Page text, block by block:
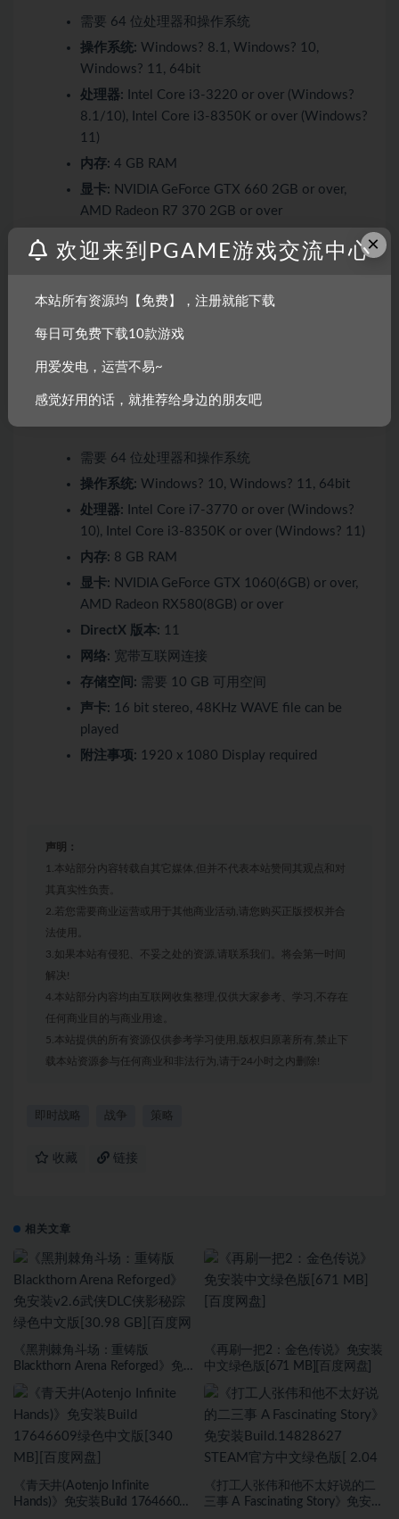
需要 64 位处理器和操作系统
操作系统: Windows? 8.1, Windows? 10,
Windows? 11, 64bit
处理器: Intel Core i3-3220 or over (Windows?
8.1/10), Intel Core i3-8350K or over (Windows?
11)
内存: 4 GB RAM
显卡: NVIDIA GeForce GTX 660 2GB or over,
AMD Radeon R7 370 2GB or over
DirectX 版本:
网络: 宽带互联网连接
played
附注事项:1280 x 720 Display required
推荐配置:
需要 64 位处理器和操作系统
操作系统: Windows? 10, Windows? 11, 64bit
处理器: Intel Core i7-3770 or over (Windows?
10), Intel Core i3-8350K or over (Windows? 11)
内存: 8 GB RAM
显卡: NVIDIA GeForce GTX 1060(6GB) or over,
AMD Radeon RX580(8GB) or over
DirectX 版本: 11
网络: 宽带互联网连接
存储空间: 需要 10 GB 可用空间
声卡: 16 bit stereo, 48KHz WAVE file can be
played
附注事项: 1920 x 1080 Display required
声明：
1.本站部分内容转载自其它媒体,但并不代表本站赞同其观点和对
其真实性负责。
2.若您需要商业运营或用于其他商业活动,请您购买正版授权并合
法使用。
3.如果本站有侵犯、不妥之处的资源,请联系我们。将会第一时间
解决!
4.本站部分内容均由互联网收集整理,仅供大家参考、学习,不存在
任何商业目的与商业用途。
5.本站提供的所有资源仅供参考学习使用,版权归原著所有,禁止下
载本站资源参与任何商业和非法行为,请于24小时之内删除!
即时战略 战争 策略
收藏 链接
相关文章
《黑荆棘角斗场：重铸版
Blackthorn Arena Reforged》免
文版[30.98 GB][百度网盘]
《再刷一把2：金色传说》免安装
中文绿色版[671 MB][百度网盘]
《青天井(Aotenjo Infinite
Hands)》免安装Build 17646609
《打工人张伟和他不太好说的二
三事 A Fascinating Story》免安装
×
欢迎来到PGAME游戏交流中心
本站所有资源均【免费】，注册就能下载
每日可免费下载10款游戏
用爱发电，运营不易~
感觉好用的话，就推荐给身边的朋友吧